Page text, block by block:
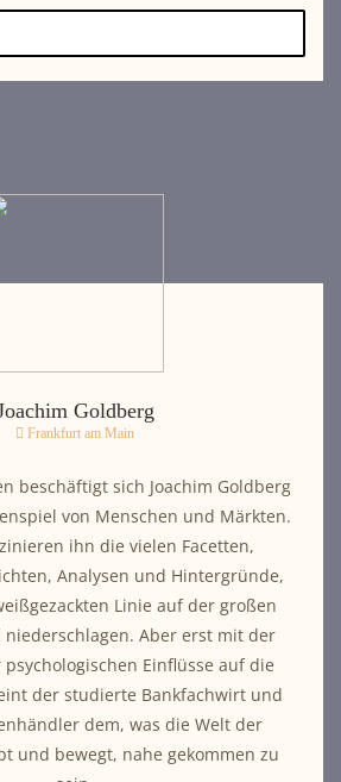
Goldberg
Frankfurt am Main
beschäftigt sich Joachim Goldberg
von Menschen und Märkten.
ihn die vielen Facetten,
Analysen und Hintergründe,
Linie auf der großen
niederschlagen. Aber erst mit der
Einflüsse auf die
der studierte Bankfachwirt und
dem, was die Welt der
und bewegt, nahe gekommen zu